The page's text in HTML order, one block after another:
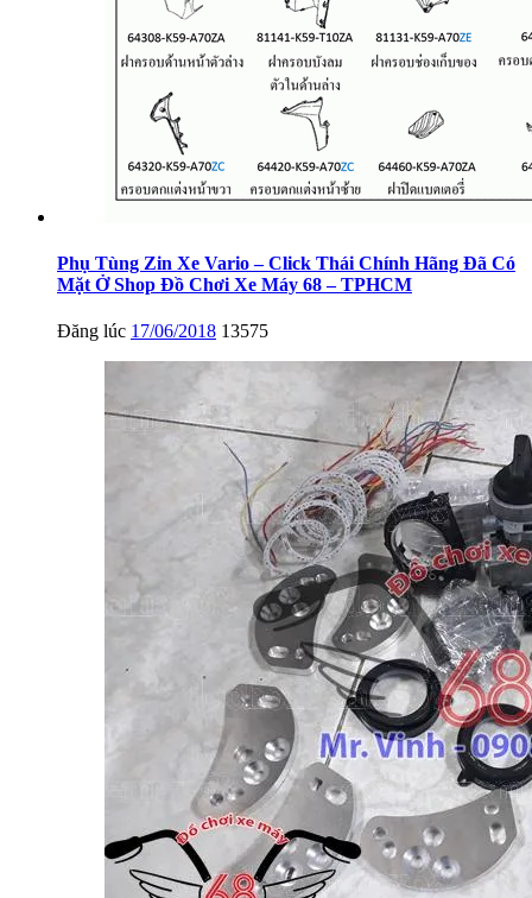
Phụ Tùng Zin Xe Vario – Click Thái Chính Hãng Đã Có
Mặt Ở Shop Đồ Chơi Xe Máy 68 – TPHCM
Đăng lúc 17/06/2018 13575